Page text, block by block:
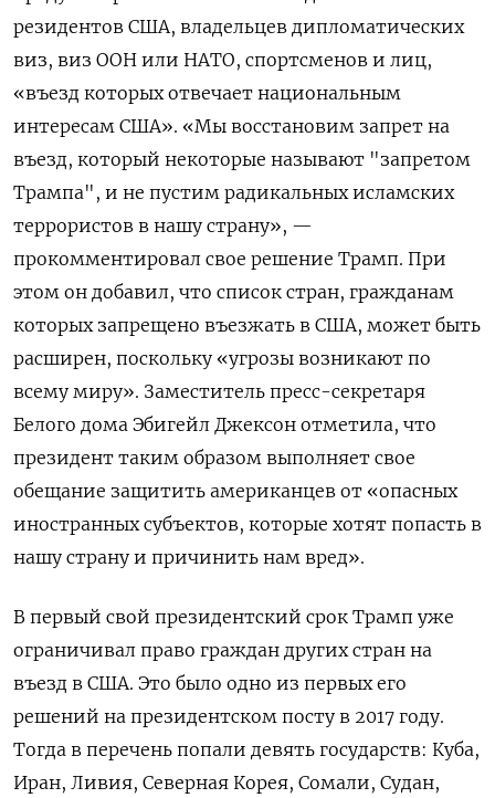
резидентов США, владельцев дипломатических
виз, виз ООН или НАТО, спортсменов и лиц,
«въезд которых отвечает национальным
интересам США». «Мы восстановим запрет на
въезд, который некоторые называют "запретом
Трампа", и не пустим радикальных исламских
террористов в нашу страну», —
прокомментировал свое решение Трамп. При
этом он добавил, что список стран, гражданам
которых запрещено въезжать в США, может быть
расширен, поскольку «угрозы возникают по
всему миру». Заместитель пресс-секретаря
Белого дома Эбигейл Джексон отметила, что
президент таким образом выполняет свое
обещание защитить американцев от «опасных
иностранных субъектов, которые хотят попасть в
нашу страну и причинить нам вред».
В первый свой президентский срок Трамп уже
ограничивал право граждан других стран на
въезд в США. Это было одно из первых его
решений на президентском посту в 2017 году.
Тогда в перечень попали девять государств: Куба,
Иран, Ливия, Северная Корея, Сомали, Судан,